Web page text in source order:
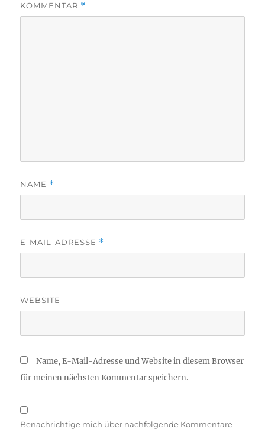
KOMMENTAR *
NAME *
E-MAIL-ADRESSE *
WEBSITE
Name, E-Mail-Adresse und Website in diesem Browser
für meinen nächsten Kommentar speichern.
Benachrichtige mich über nachfolgende Kommentare